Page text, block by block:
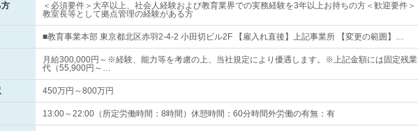
＜必須要件＞大卒以上、社会人経験および教育業界での実務経験を3年以上お持ちの方＜歓迎要件＞
教室長等として拠点管理の経験がある方
■教育事業本部 東京都北区赤羽2-4-2 小田切ビル2F 【雇入れ直後】上記事業所 【変更の範囲】…
月給300,000円～※経験、能力等を考慮の上、当社規定により優遇します。※上記金額には固定残業
代（55,900円～…
450万円～800万円
13:00～22:00（所定労働時間：8時間）休憩時間：60分時間外労働の有無：有